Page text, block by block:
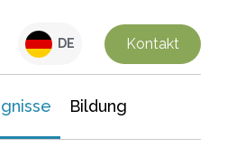
DE Kontakt
Bildung